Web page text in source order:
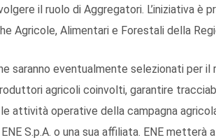
il ruolo di Aggregatori. L’iniziativa è
Agricole, Alimentari e Forestali della
saranno eventualmente selezionati per il
agricoli coinvolti, garantire
attività operative della campagna
S.p.A. o una sua affiliata. ENE metterà